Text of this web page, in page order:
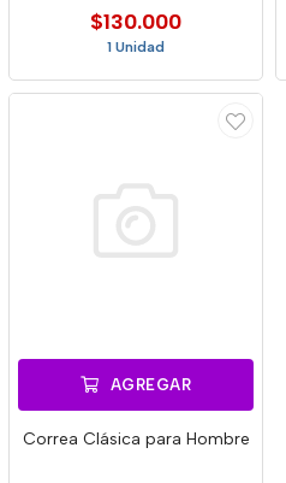
$130.000
1 Unidad
AGREGAR
Correa Clásica para Hombre